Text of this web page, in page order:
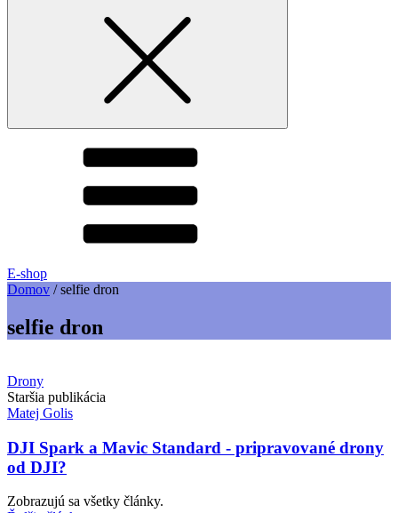
E-shop
Domov /selfie dron
selfie dron
Drony
Staršia publikácia
Matej Golis
DJI Spark a Mavic Standard - pripravované drony
od DJI?
Zobrazujú sa všetky články.